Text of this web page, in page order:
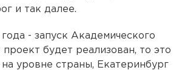
и так далее.
- запуск Академического
проект будет реализован, то это
уровне страны, Екатеринбург